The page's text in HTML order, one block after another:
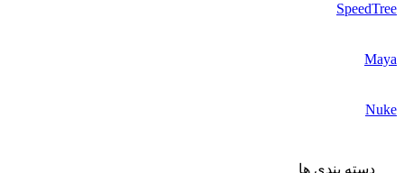
SpeedTree
Maya
Nuke
دسته بندی ها